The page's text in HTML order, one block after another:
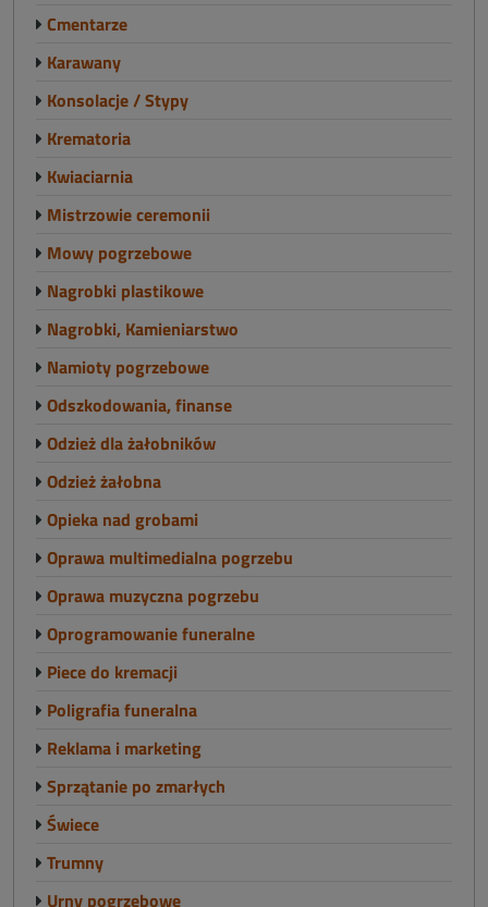
Cmentarze
Karawany
Konsolacje / Stypy
Krematoria
Kwiaciarnia
Mistrzowie ceremonii
Mowy pogrzebowe
Nagrobki plastikowe
Nagrobki, Kamieniarstwo
Namioty pogrzebowe
Odszkodowania, finanse
Odzież dla żałobników
Odzież żałobna
Opieka nad grobami
Oprawa multimedialna pogrzebu
Oprawa muzyczna pogrzebu
Oprogramowanie funeralne
Piece do kremacji
Poligrafia funeralna
Reklama i marketing
Sprzątanie po zmarłych
Świece
Trumny
Urny pogrzebowe